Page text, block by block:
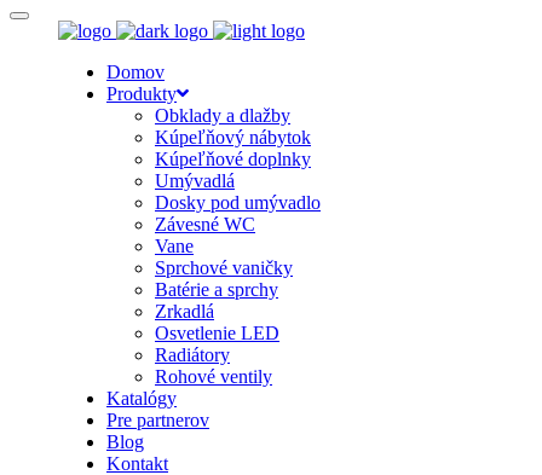
Domov
Produkty
Obklady a dlažby
Kúpeľňový nábytok
Kúpeľňové doplnky
Umývadlá
Dosky pod umývadlo
Závesné WC
Vane
Sprchové vaničky
Batérie a sprchy
Zrkadlá
Osvetlenie LED
Radiátory
Rohové ventily
Katalógy
Pre partnerov
Blog
Kontakt